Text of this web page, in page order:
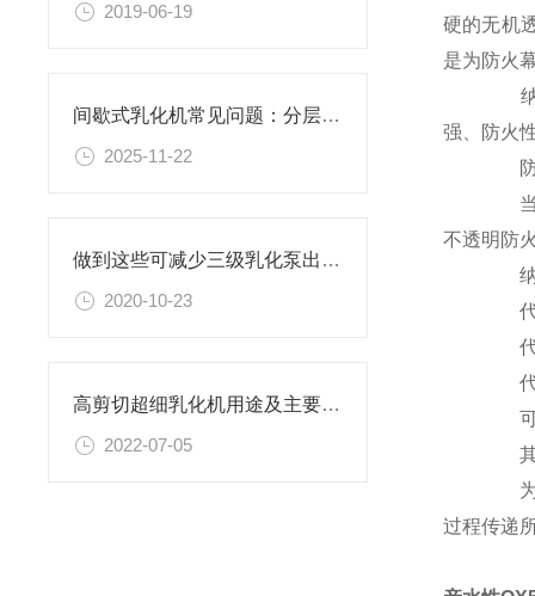
2019-06-19
间歇式乳化机常见问题：分层、破乳、粒径过大怎么办？
2025-11-22
做到这些可减少三级乳化泵出现故障的频率
2020-10-23
高剪切超细乳化机用途及主要特点说明
2022-07-05
硬的无机
是为防火
纳
强、防火
防
当火
不透明防
纳
代
代
代
可
其
为了
过程传递